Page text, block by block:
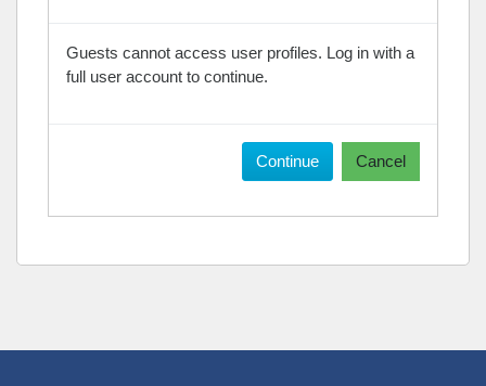
Guests cannot access user profiles. Log in with a
full user account to continue.
Continue Cancel